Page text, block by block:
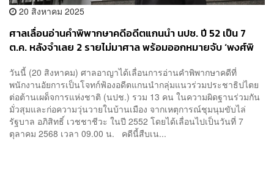
20 สิงหาคม 2025
ศาลเลื่อนอ่านคำพิพากษาคดีอดีตแกนนำ นปช. ปี 52 เป็น 7
ต.ค. หลังจำเลย 2 รายไม่มาศาล พร้อมออกหมายจับ ‘พงศ์พิ
วันนี้ (20 สิงหาคม) ศาลอาญาได้เลื่อนการอ่านคำพิพากษาคดีที่
พนักงานอัยการเป็นโจทก์ฟ้องอดีตแกนนำกลุ่มแนวร่วมประชาธิปไตย
ต่อต้านเผด็จการแห่งชาติ (นปช.) รวม 13 คน ในความผิดฐานร่วมกัน
มั่วสุมและก่อความวุ่นวายในบ้านเมือง จากเหตุการณ์ชุมนุมขับไล่
รัฐบาล อภิสิทธิ์ เวชชาชีวะ ในปี 2552 โดยได้เลื่อนไปเป็นวันที่ 7
ตุลาคม 2568 เวลา 09.00 น. คดีนี้สืบเน...